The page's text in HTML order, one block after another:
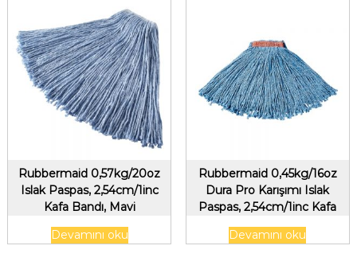
Rubbermaid 0,57kg/20oz
Islak Paspas, 2,54cm/1inc
Kafa Bandı, Mavi
Devamını oku
Rubbermaid 0,45kg/16oz
Dura Pro Karışımı Islak
Paspas, 2,54cm/1inc Kafa
Bandı, Mavi
Devamını oku